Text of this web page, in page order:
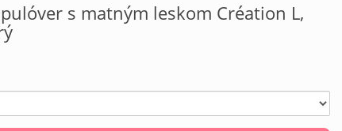
s matným leskom Création L,